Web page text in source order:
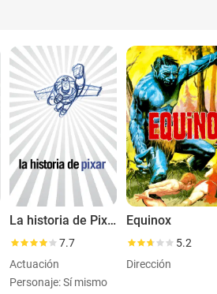
La historia de Pixar
7.7
Actuación
Personaje: Sí mismo
Equinox
5.2
Dirección